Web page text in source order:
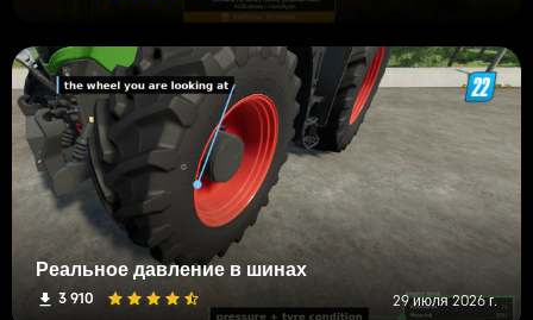
Реальное давление в шинах
3 910 29 июля 2026 г.